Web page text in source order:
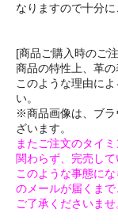
なりますので十分に
[商品ご購入時のご
商品の特性上、革の
このような理由に
い。
※商品画像は、ブラ
ざいます。
またご注文のタイ
関わらず、完売して
このような事態に
のメールが届くま
ご了承くださいませ